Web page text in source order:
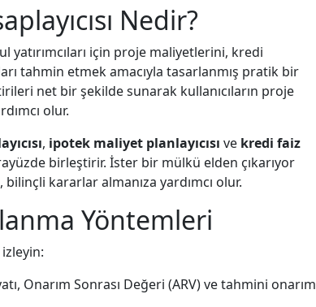
Nedir?
yatırımcıları için proje maliyetlerini, kredi
tahmin etmek amacıyla tasarlanmış pratik bir
net bir şekilde sunarak kullanıcıların proje
olur.
, ipotek maliyet planlayıcısı ve kredi faiz
birleştirir. İster bir mülkü elden çıkarıyor
bilinçli kararlar almanıza yardımcı olur.
Yöntemleri
Onarım Sonrası Değeri (ARV) ve tahmini onarım